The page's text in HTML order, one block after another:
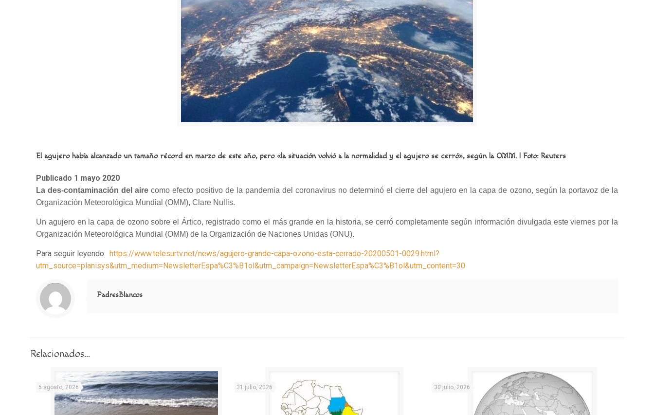
El agujero había alcanzado un tamaño récord en marzo de este año, pero «la situación volvió a la normalidad y el agujero se cerró», según la OMM. | Foto: Reuters
Publicado 1 mayo 2020
Lades-contaminación del aire como efecto positivo de la pandemia del coronavirus no determinó el cierre del agujero en la capa de ozono, según la portavoz de la
Organización Meteorológica Mundial (OMM), Clare Nullis.
Un agujero en la capa de ozono sobre el Ártico, registrado como el más grande en la historia, se cerró completamente según información divulgada este viernes por la
Organización Meteorológica Mundial (OMM) de la Organización de Naciones Unidas (ONU).
Para seguir leyendo:https://www.telesurtv.net/news/agujero-grande-capa-ozono-esta-cerrado-20200501-0029.html?
utm_source=planisys&utm_medium=NewsletterEspa%C3%B1ol&utm_campaign=NewsletterEspa%C3%B1ol&utm_content=30
Notice
: Trying to access array offset on value of type null in
/home/misioner/public_html/padresblancos/themes/betheme/includes/content-single.php
on line
286
PadresBlancos
Relacionados...
5 agosto, 2026 31 julio, 2026 30 julio, 2026